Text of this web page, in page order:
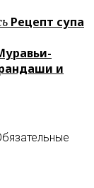
Рецепт супа
и